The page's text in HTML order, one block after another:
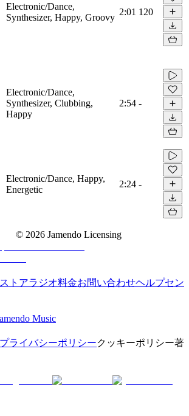
Electronic/Dance,
Synthesizer, Happy, Groovy
2:01 120
Electronic/Dance,
Synthesizer, Clubbing,
Happy
2:54 -
Electronic/Dance, Happy,
Energetic
2:24 -
© 2026 Jamendo Licensing
トアラジオ料金お問い合わせヘルプセン
Music
プライバシーポリシークッキーポリシー著